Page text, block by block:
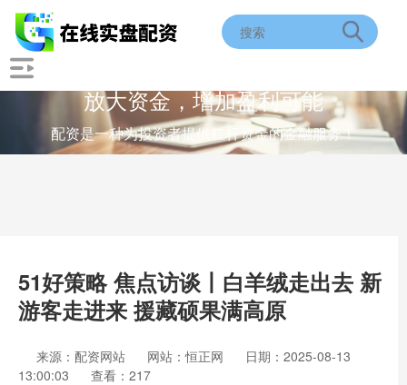
放大资金，增加盈利可能
配资是一种为投资者提供杠杆资金的金融服务！
51好策略 焦点访谈丨白羊绒走出去 新
游客走进来 援藏硕果满高原
来源：配资网站 网站：恒正网
日期：2025-08-13
13:00:03
查看：217